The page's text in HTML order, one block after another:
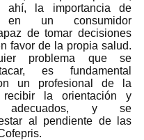
ahí, la importancia de
en un consumidor
de tomar decisiones
favor de la propia salud.
problema que se
es fundamental
un profesional de la
la orientación y
adecuados, y se
al pendiente de las